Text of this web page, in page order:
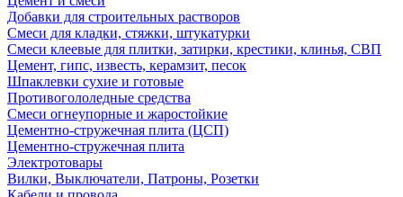
Добавки для строительных растворов
Смеси для кладки, стяжки, штукатурки
Смеси клеевые для плитки, затирки, крестики, клинья, СВП
Цемент, гипс, известь, керамзит, песок
Шпаклевки сухие и готовые
Противогололедные средства
Смеси огнеупорные и жаростойкие
Цементно-стружечная плита (ЦСП)
Цементно-стружечная плита
Электротовары
Вилки, Выключатели, Патроны, Розетки